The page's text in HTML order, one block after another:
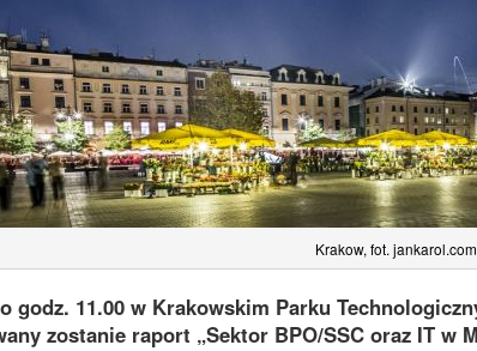
Krakow, fot. jankarol.com
godz. 11.00 w Krakowskim Parku
zostanie raport „Sektor BPO/SSC oraz IT w